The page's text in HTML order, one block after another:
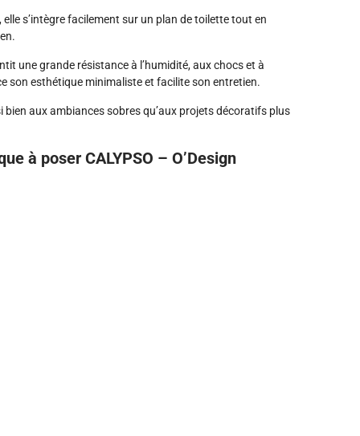
s’intègre facilement sur un plan de toilette tout en
une grande résistance à l’humidité, aux chocs et à
son esthétique minimaliste et facilite son entretien.
bien aux ambiances sobres qu’aux projets décoratifs plus
à poser CALYPSO – O’Design